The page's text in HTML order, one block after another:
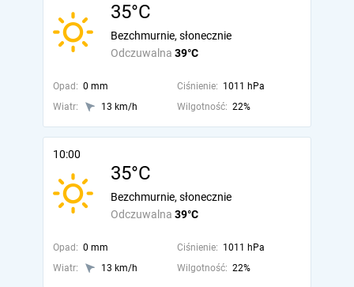
35°C
Odczuwalna 39°C
Bezchmurnie, słonecznie
Opad: 0 mm Ciśnienie: 1011 hPa
Wiatr:
13 km/h Wilgotność: 22%
10:00
35°C
Odczuwalna 39°C
Bezchmurnie, słonecznie
Opad: 0 mm Ciśnienie: 1011 hPa
Wiatr:
13 km/h Wilgotność: 22%